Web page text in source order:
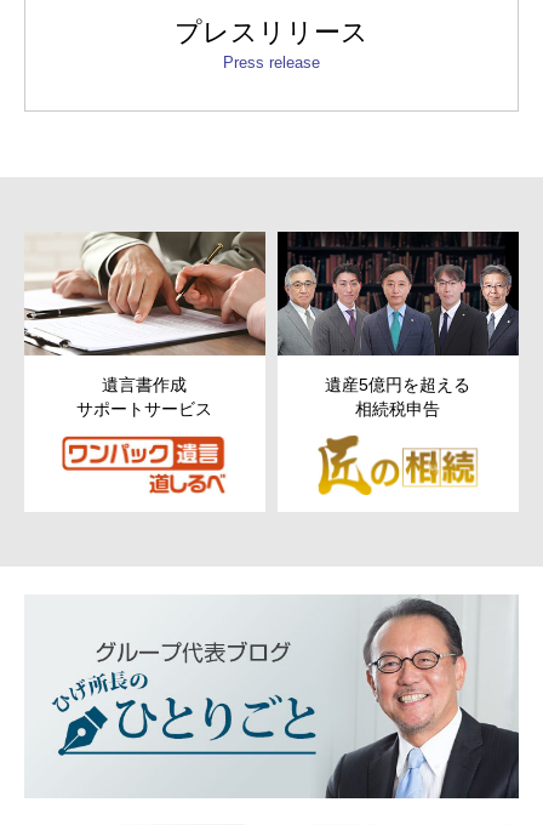
プレスリリース
Press release
遺言書作成
サポートサービス
遺産5億円を超える
相続税申告